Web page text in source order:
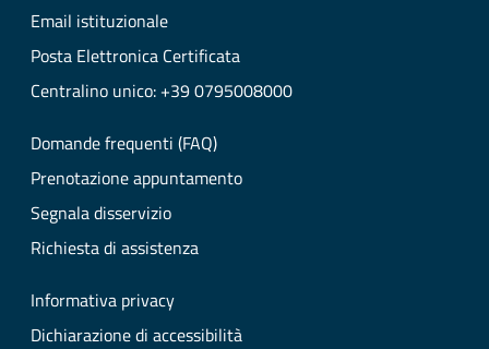
Email istituzionale
Posta Elettronica Certificata
Centralino unico: +39 0795008000
Domande frequenti (FAQ)
Prenotazione appuntamento
Segnala disservizio
Richiesta di assistenza
Informativa privacy
Dichiarazione di accessibilità